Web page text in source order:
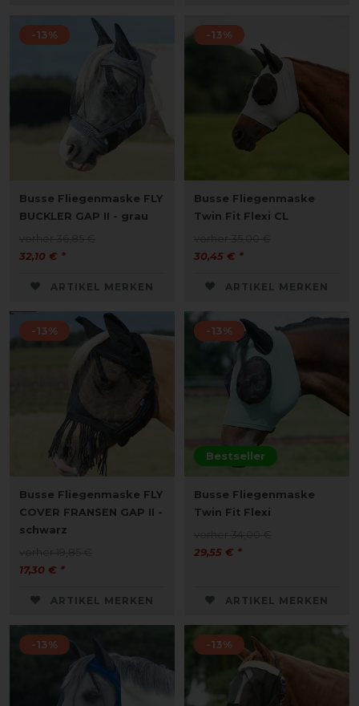
-13%
Busse Fliegenmaske FLY
BUCKLER GAP II - grau
32,10 € *
ARTIKEL MERKEN
-13%
Busse Fliegenmaske
Twin Fit Flexi CL
30,45 € *
ARTIKEL MERKEN
-13%
Busse Fliegenmaske FLY
COVER FRANSEN GAP II -
schwarz
17,30 € *
ARTIKEL MERKEN
Bestseller
-13%
Busse Fliegenmaske
Twin Fit Flexi
29,55 € *
ARTIKEL MERKEN
-13% -13%